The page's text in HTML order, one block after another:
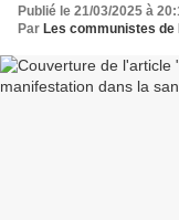
Publié le 21/03/2025 à
Par Les communistes